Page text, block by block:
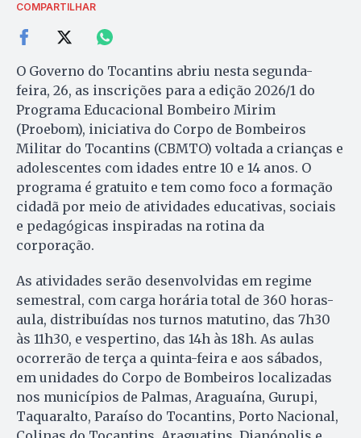
COMPARTILHAR
O Governo do Tocantins abriu nesta segunda-
feira, 26, as inscrições para a edição 2026/1 do
Programa Educacional Bombeiro Mirim
(Proebom), iniciativa do Corpo de Bombeiros
Militar do Tocantins (CBMTO) voltada a crianças e
adolescentes com idades entre 10 e 14 anos. O
programa é gratuito e tem como foco a formação
cidadã por meio de atividades educativas, sociais
e pedagógicas inspiradas na rotina da
corporação.
As atividades serão desenvolvidas em regime
semestral, com carga horária total de 360 horas-
aula, distribuídas nos turnos matutino, das 7h30
às 11h30, e vespertino, das 14h às 18h. As aulas
ocorrerão de terça a quinta-feira e aos sábados,
em unidades do Corpo de Bombeiros localizadas
nos municípios de Palmas, Araguaína, Gurupi,
Taquaralto, Paraíso do Tocantins, Porto Nacional,